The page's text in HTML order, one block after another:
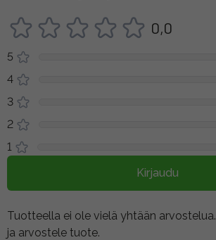
0,0
5
4
3
2
1
Kirjaudu
Tuotteella ei ole vielä yhtään arvostelua.
ja arvostele tuote.